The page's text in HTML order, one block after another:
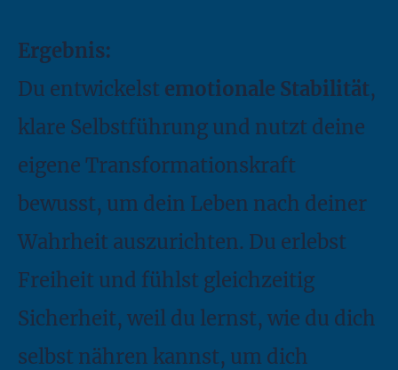
Ergebnis:
Du entwickelst emotionale Stabilität,
klare Selbstführung und nutzt deine
eigene Transformationskraft
bewusst, um dein Leben nach deiner
Wahrheit auszurichten. Du erlebst
Freiheit und fühlst gleichzeitig
Sicherheit, weil du lernst, wie du dich
selbst nähren kannst, um dich